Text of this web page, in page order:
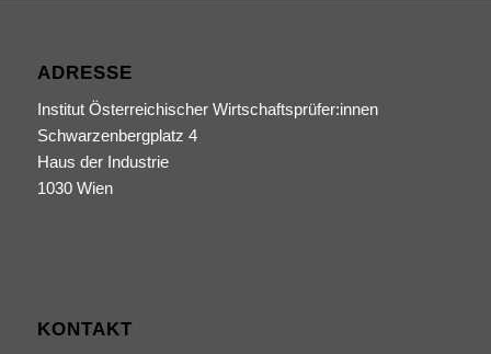
ADRESSE
Institut Österreichischer Wirtschaftsprüfer:innen
Schwarzenbergplatz 4
Haus der Industrie
1030 Wien
KONTAKT